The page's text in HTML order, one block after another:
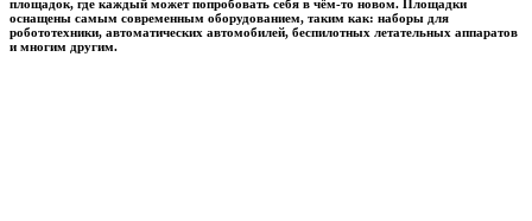
площадок, где каждый может попробовать себя в чём-то новом. Площадки
оснащены самым современным оборудованием, таким как: наборы для
робототехники, автоматических автомобилей, беспилотных летательных аппаратов
и многим другим.